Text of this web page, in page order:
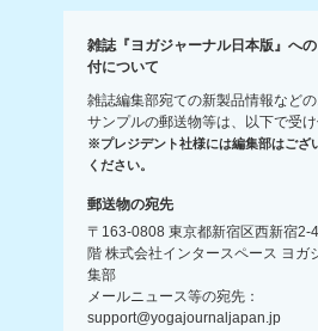
雑誌『ヨガジャーナル日本版』へ
付について
雑誌編集部宛ての新製品情報などの
サンプルの郵送物等は、以下で受け
※プレジデント社様には編集部はござ
ください。
郵送物の宛先
〒163-0808 東京都新宿区西新宿
階 株式会社インタースペース ヨガ
集部
メールニュース等の宛先：
support@yogajournaljapan.jp